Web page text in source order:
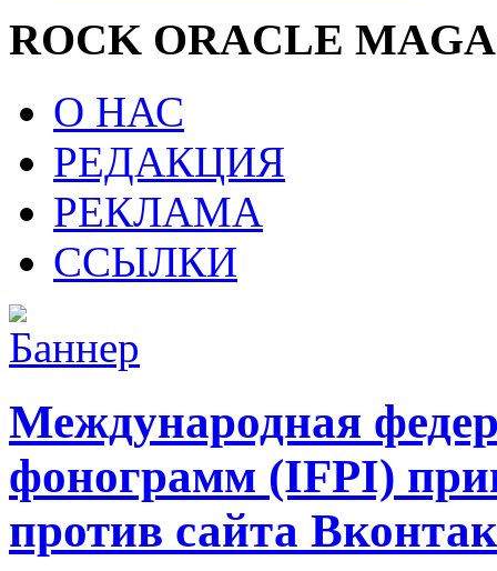
ROCK ORACLE
О НАС
РЕДАКЦИЯ
РЕКЛАМА
ССЫЛКИ
Международная
фонограмм (IFPI)
против сайта